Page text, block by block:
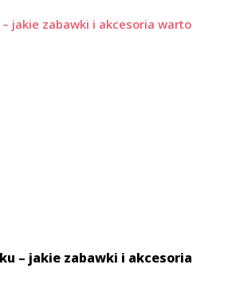
– jakie zabawki i akcesoria